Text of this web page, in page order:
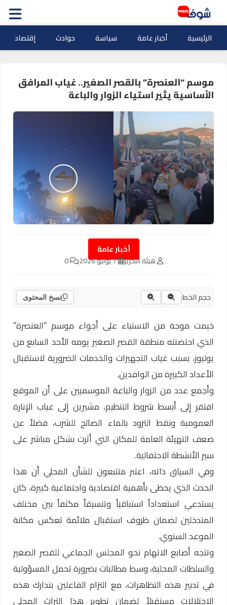
الرئيسية أخبار عامة سياسة حوادث إقتصاد
موسم “العنصرة” بالقصر الصغير.. غياب المرافق
الأساسية يثير استياء الزوار والباعة
أخبار عامة
هيئة التحرير 7 يوليو 2026 0
حجم الخط: نسخ المحتوى
خيمت موجة من الاستياء على أجواء موسم “العنصرة”
الذي احتضنته منطقة القصر الصغير يومه الأحد السابع من
يوليوز، بسبب غياب التجهيزات والخدمات الضرورية لاستقبال
الأعداد الكبيرة من الوافدين.
وأجمع عدد من الزوار والباعة الموسميين على أن الموقع
افتقر إلى أبسط شروط التنظيم، مشيرين إلى غياب الإنارة
العمومية ونقط التزود بالماء الصالح للشرب، فضلاً عن
ضعف التهيئة العامة للمكان التي أثرت بشكل مباشر على
سير الأنشطة الاحتفالية.
وفي السياق ذاته، اعتبر متتبعون للشأن المحلي أن هذا
الحدث الذي يحظى بأهمية اقتصادية واجتماعية كبيرة، كان
يستدعي استعداداً استباقياً وتنسيقاً مكثفاً بين مختلف
المتدخلين لضمان ظروف استقبال ملائمة تعكس مكانة
الموعد السنوي.
وتتجه أصابع الاتهام نحو المجلس الجماعي للقصر الصغير
والسلطات المحلية، وسط مطالبات بضرورة تحمل المسؤولية
في تدبير هذه التظاهرات، مع التزام الفاعلين بتدارك هذه
الاختلالات مستقبلاً لضمان تطوير هذا التراث المحلي